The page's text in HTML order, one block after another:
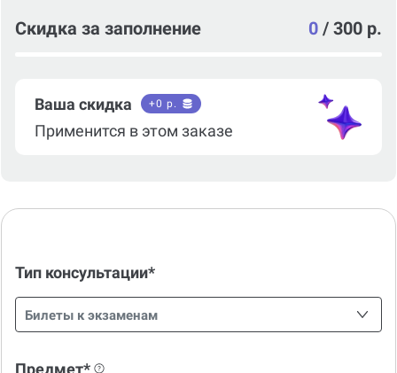
Скидка за заполнение 0 / 300 р.
Ваша скидка +0 р.
Применится в этом заказе
Тип консультации*
Билеты к экзаменам
Предмет*